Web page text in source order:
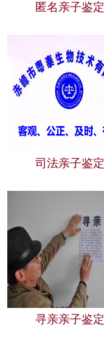
匿名亲子鉴定
司法亲子鉴定
寻亲亲子鉴定